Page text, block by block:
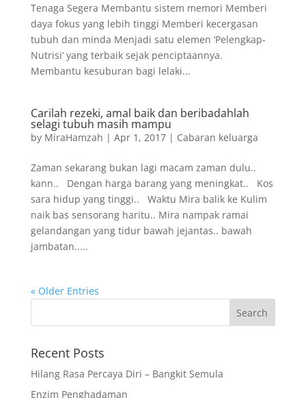
Tenaga Segera Membantu sistem memori Memberi
daya fokus yang lebih tinggi Memberi kecergasan
tubuh dan minda Menjadi satu elemen ‘Pelengkap-
Nutrisi’ yang terbaik sejak penciptaannya.
Membantu kesuburan bagi lelaki...
Carilah rezeki, amal baik dan beribadahlah
selagi tubuh masih mampu
by MiraHamzah | Apr 1, 2017| Cabaran keluarga
Zaman sekarang bukan lagi macam zaman dulu..
kann.. Dengan harga barang yang meningkat.. Kos
sara hidup yang tinggi.. Waktu Mira balik ke Kulim
naik bas sensorang haritu.. Mira nampak ramai
gelandangan yang tidur bawah jejantas.. bawah
jambatan.....
« Older Entries
Recent Posts
Hilang Rasa Percaya Diri – Bangkit Semula
Enzim Penghadaman